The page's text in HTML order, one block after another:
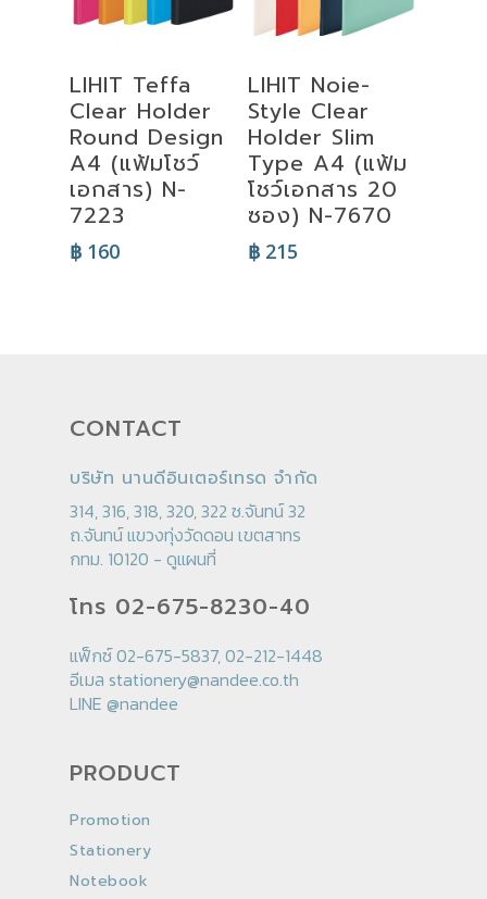
Select
Options
LIHIT Teffa
Clear Holder
Round Design
A4 (แฟ้มโชว์
เอกสาร) N-
7223
฿ 160
Select
Options
LIHIT Noie-
Style Clear
Holder Slim
Type A4 (แฟ้ม
โชว์เอกสาร 20
ซอง) N-7670
฿215
CONTACT
บริษัท นานดีอินเตอร์เทรด จำกัด
314, 316, 318, 320, 322 ซ.จันทน์ 32
ถ.จันทน์ แขวงทุ่งวัดดอน เขตสาทร
กทม. 10120 - ดูแผนที่
โทร 02-675-8230-40
แฟ็กซ์ 02-675-5837, 02-212-1448
อีเมล stationery@nandee.co.th
LINE @nandee
PRODUCT
Promotion
Stationery
Notebook